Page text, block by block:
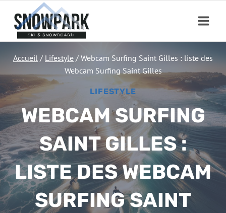
contenu
Accueil / Lifestyle / Webcam Surfing Saint Gilles : liste des
Webcam Surfing Saint Gilles
LIFESTYLE
WEBCAM SURFING
SAINT GILLES :
LISTE DES WEBCAM
SURFING SAINT